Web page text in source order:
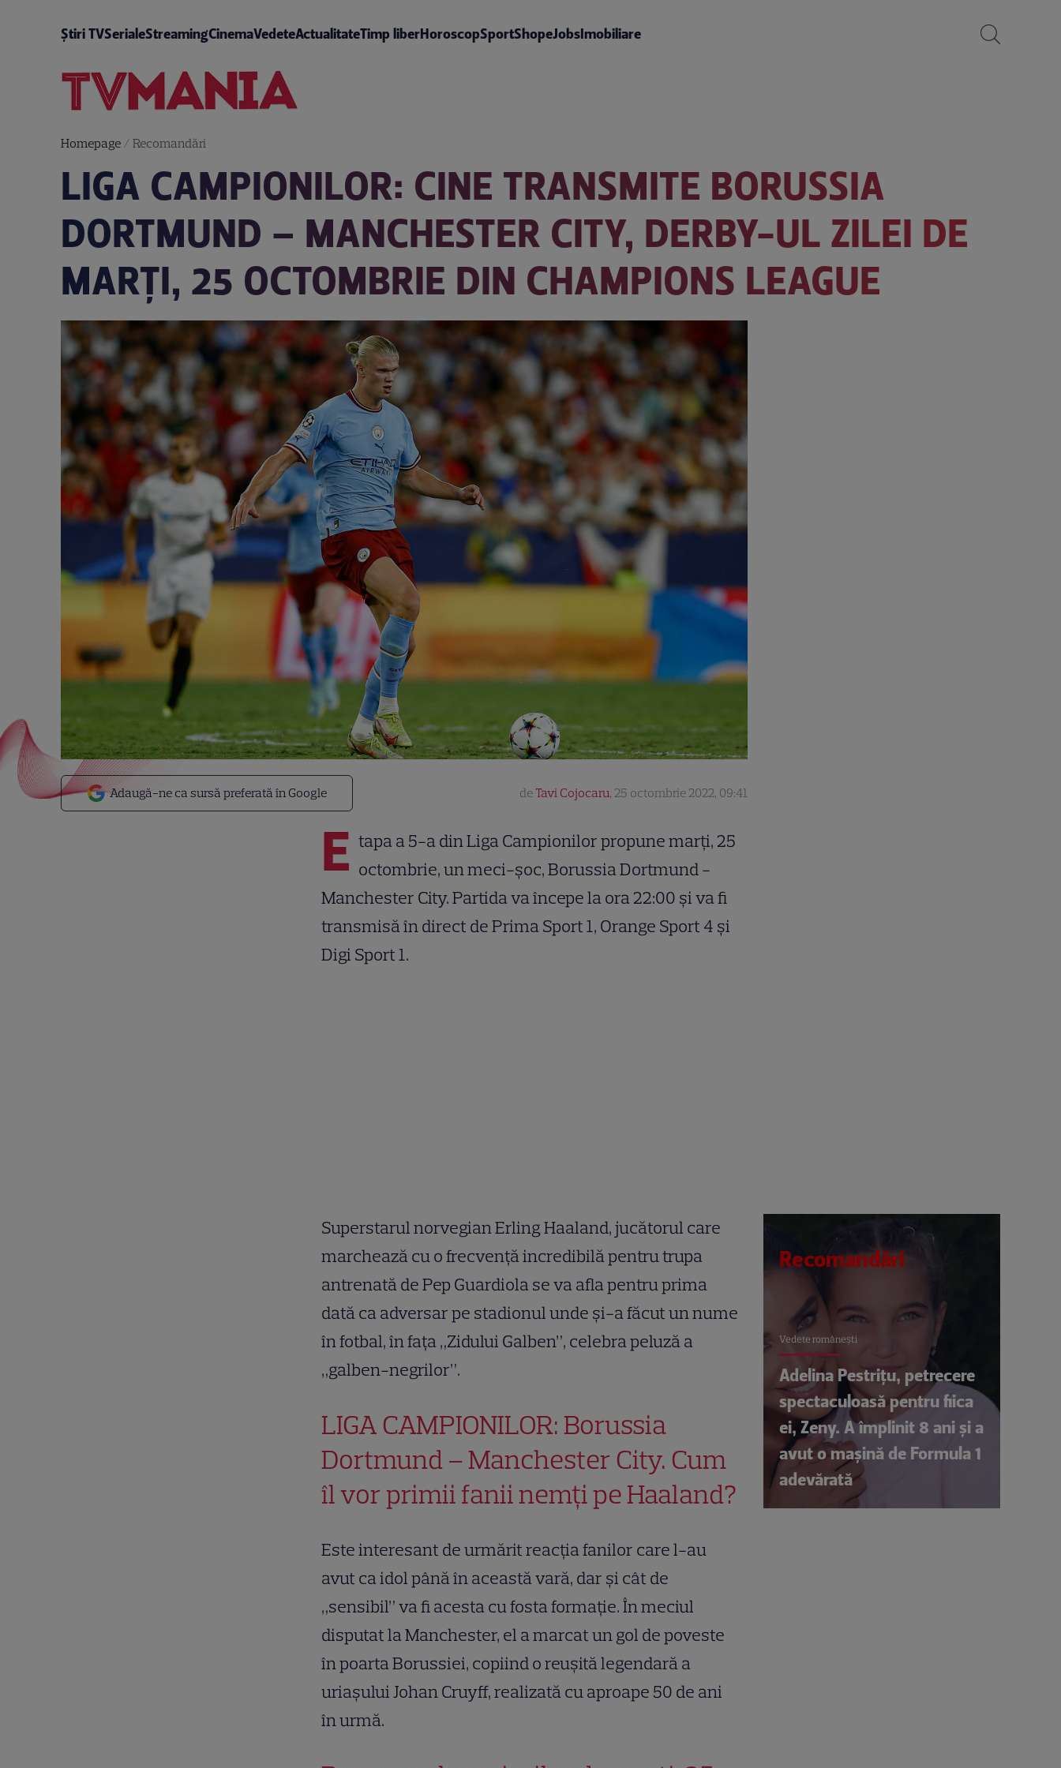
Știri TVSerialeStreamingCinemaVedeteActualitateTimp liberHoroscopSportShopeJobsImobiliare
Homepage/ Recomandări
LIGA CAMPIONILOR: CINE TRANSMITE BORUSSIA
DORTMUND – MANCHESTER CITY, DERBY-UL ZILEI DE
MARŢI, 25 OCTOMBRIE DIN CHAMPIONS LEAGUE
Adaugă-ne ca sursă preferată în Google deTavi Cojocaru, 25 octombrie 2022, 09:41
E tapa a 5-a din Liga Campionilor propune marţi, 25
octombrie, un meci-şoc, Borussia Dortmund -
Manchester City. Partida va începe la ora 22:00 şi va fi
transmisă în direct de Prima Sport 1, Orange Sport 4 şi
Digi Sport 1.
Superstarul norvegian Erling Haaland, jucătorul care
marchează cu o frecvenţă incredibilă pentru trupa
antrenată de Pep Guardiola se va afla pentru prima
dată ca adversar pe stadionul unde şi-a făcut un nume
în fotbal, în faţa „Zidului Galben”, celebra peluză a
„galben-negrilor”.
LIGA CAMPIONILOR: Borussia
Dortmund – Manchester City. Cum
îl vor primii fanii nemţi pe Haaland?
Este interesant de urmărit reacţia fanilor care l-au
avut ca idol până în această vară, dar şi cât de
„sensibil” va fi acesta cu fosta formaţie. În meciul
disputat la Manchester, el a marcat un gol de poveste
în poarta Borussiei, copiind o reuşită legendară a
uriaşului Johan Cruyff, realizată cu aproape 50 de ani
în urmă.
Recomandări
Vedete româneşti
Adelina Pestrițu, petrecere
spectaculoasă pentru fiica
ei, Zeny. A împlinit 8 ani și a
avut o mașină de Formula 1
adevărată